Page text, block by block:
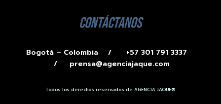
contáctanos
Bogotá – Colombia /
+57 301 791 3337
/ prensa@agenciajaque.com
Todos los derechos reservados de AGENCIA JAQUE®